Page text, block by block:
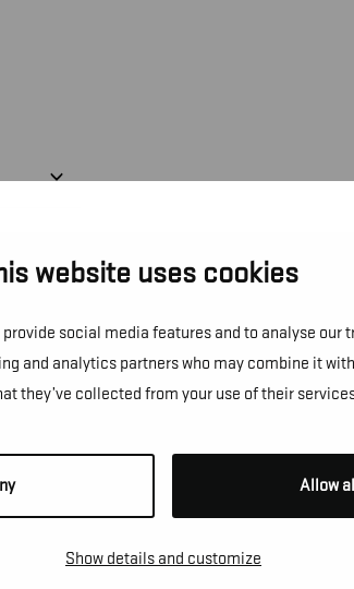
website uses cookies
social media features and to analyse
and analytics partners who may combine it
they’ve collected from your use of their
Allow
Show details and customize
afspraak te